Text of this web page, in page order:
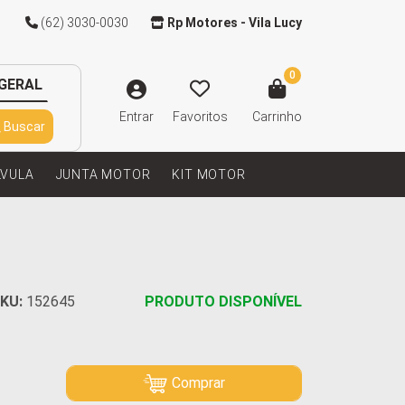
(62) 3030-0030 Rp Motores - Vila Lucy
Buscar
Entrar Favoritos
0
Carrinho
JUNTA MOTOR KIT MOTOR
152645 PRODUTO DISPONÍVEL
Comprar